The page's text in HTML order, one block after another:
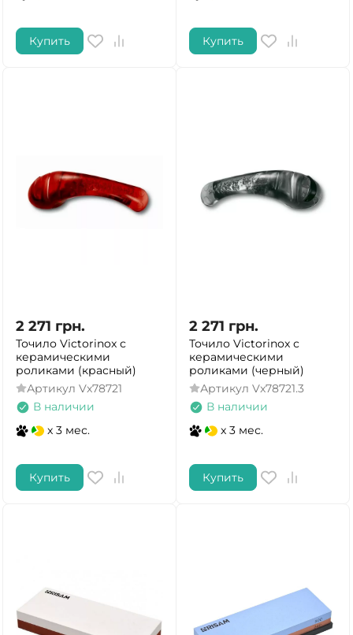
Купить Купить
2 271 грн.
Точило Victorinox с
керамическими
роликами (красный)
Артикул Vx78721
В наличии
x 3 мес.
Купить
2 271 грн.
Точило Victorinox с
керамическими
роликами (черный)
Артикул Vx78721.3
В наличии
x 3 мес.
Купить
НЕТ